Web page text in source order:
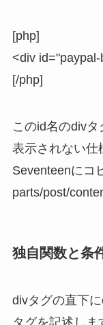
[php]
<div
[/php]
このid名のdiv
表示されない仕
Seventeenにコ
parts/post/
独自関数と条
divタグの直下